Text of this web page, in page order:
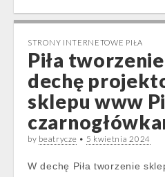
STRONY INTERNETOWE PIŁA
Piła
dechę
sklepu www
by beatrycze • 5 kwietnia 2024
W dechę Piła tworzenie